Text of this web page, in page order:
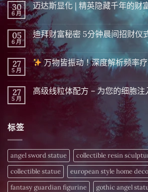
30
6 月
迈达斯显化 | 精英隐藏千年的财
在
〈迈
达
斯
显
化
|
精
英
隐
千
年
晓〉
中
尚
無
留
言
05
6 月
迪拜财富秘密 5分钟晨间招财仪
在
〈迪
拜
财
富
密 5
分
钟
尚
無
留
言
27
5 月
万物皆振动！深度解析频率
在
万
频
率
疗
愈
〉
中
尚
無
留
言
27
5 月
高级线粒体配方 – 为您的细胞注
–
为
您
的
细
胞
标签
angel sword statue
collectible resin
collectible statue
european style home
fantasy guardian figurine
gothic angel